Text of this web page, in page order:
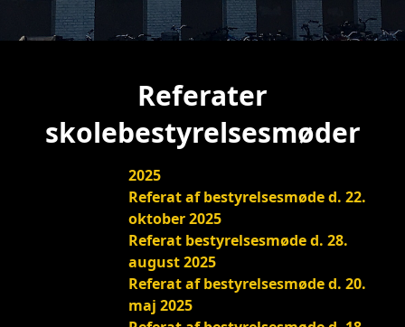
Referater
skolebestyrelsesmøder
2025
Referat af bestyrelsesmøde d. 22.
oktober 2025
Referat bestyrelsesmøde d. 28.
august 2025
Referat af bestyrelsesmøde d. 20.
maj 2025